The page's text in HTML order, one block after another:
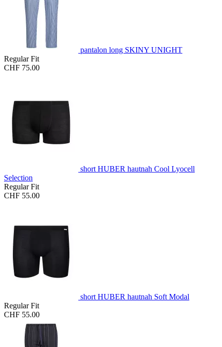
pantalon long SKINY UNIGHT
Regular Fit
CHF 75.00
short HUBER hautnah Cool Lyocell
Selection
Regular Fit
CHF 55.00
short HUBER hautnah Soft Modal
Regular Fit
CHF 55.00